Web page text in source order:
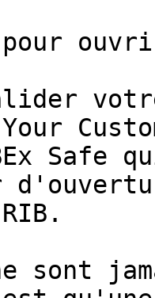
Your
Safe
sont